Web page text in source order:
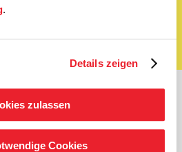
.
Details zeigen
zulassen
Cookies